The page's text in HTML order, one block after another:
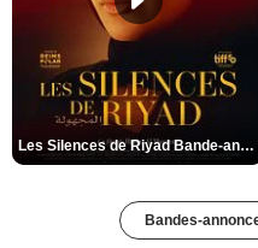
Les Silences de Riyad Bande-annonce VO STFR
Bandes-